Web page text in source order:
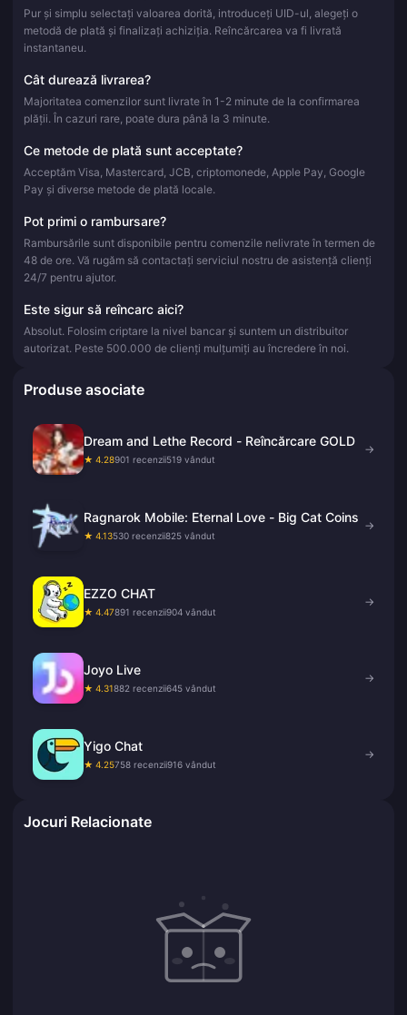
Pur și simplu selectați valoarea dorită, introduceți UID-ul, alegeți o
metodă de plată și finalizați achiziția. Reîncărcarea va fi livrată
instantaneu.
Cât durează livrarea?
Majoritatea comenzilor sunt livrate în 1-2 minute de la confirmarea
plății. În cazuri rare, poate dura până la 3 minute.
Ce metode de plată sunt acceptate?
Acceptăm Visa, Mastercard, JCB, criptomonede, Apple Pay, Google
Pay și diverse metode de plată locale.
Pot primi o rambursare?
Rambursările sunt disponibile pentru comenzile nelivrate în termen de
48 de ore. Vă rugăm să contactați serviciul nostru de asistență clienți
24/7 pentru ajutor.
Este sigur să reîncarc aici?
Absolut. Folosim criptare la nivel bancar și suntem un distribuitor
autorizat. Peste 500.000 de clienți mulțumiți au încredere în noi.
Produse asociate
Dream and Lethe Record - Reîncărcare GOLD
★ 4.28901 recenzii519 vândut
→
Ragnarok Mobile: Eternal Love - Big Cat Coins
★ 4.13530 recenzii825 vândut
→
EZZO CHAT
★ 4.47891 recenzii904 vândut
→
Joyo Live
★ 4.31882 recenzii645 vândut
→
Yigo Chat
★ 4.25758 recenzii916 vândut
→
Jocuri Relacionate